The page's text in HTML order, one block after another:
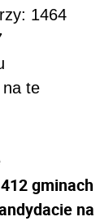
1464
na te
gminach
na